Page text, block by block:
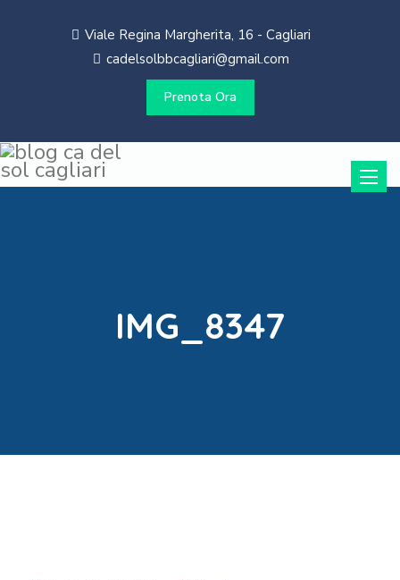
Viale Regina Margherita, 16 - Cagliari
cadelsolbbcagliari@gmail.com
Prenota Ora
Toggle
IMG_8347